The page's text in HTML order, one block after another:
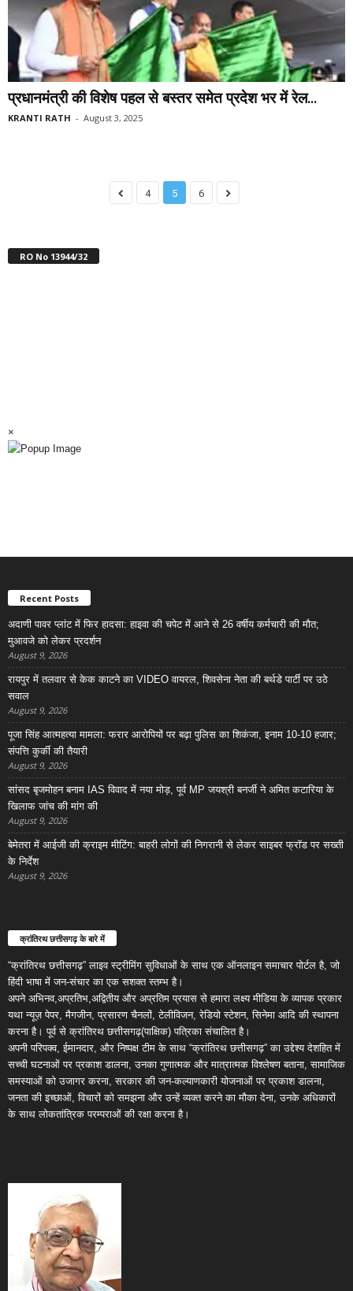
प्रधानमंत्री की विशेष पहल से बस्तर समेत प्रदेश भर में रेल...
KRANTI RATH - August 3, 2025
4 5 6
RO No 13944/32
×
Recent Posts
अदाणी पावर प्लांट में फिर हादसा: हाइवा की चपेट में आने से 26 वर्षीय कर्मचारी की मौत;
मुआवजे को लेकर प्रदर्शन
August 9, 2026
रायपुर में तलवार से केक काटने का VIDEO वायरल, शिवसेना नेता की बर्थडे पार्टी पर उठे
सवाल
August 9, 2026
पूजा सिंह आत्महत्या मामला: फरार आरोपियों पर बढ़ा पुलिस का शिकंजा, इनाम 10-10 हजार;
संपत्ति कुर्की की तैयारी
August 9, 2026
सांसद बृजमोहन बनाम IAS विवाद में नया मोड़, पूर्व MP जयश्री बनर्जी ने अमित कटारिया के
खिलाफ जांच की मांग की
August 9, 2026
बेमेतरा में आईजी की क्राइम मीटिंग: बाहरी लोगों की निगरानी से लेकर साइबर फ्रॉड पर सख्ती
के निर्देश
August 9, 2026
क्रांतिरथ छत्तीसगढ़ के बारे में
“क्रांतिरथ छत्तीसगढ़” लाइव स्ट्रीमिंग सुविधाओं के साथ एक ऑनलाइन समाचार पोर्टल है, जो
हिंदी भाषा में जन-संचार का एक सशक्त स्तम्भ है।
अपने अभिनव,अप्रतिभ,अद्वितीय और अप्रतिम प्रयास से हमारा लक्ष्य मीडिया के व्यापक प्रकार
यथा न्यूज़ पेपर, मैगजीन, प्रसारण चैनलों, टेलीविजन, रेडियो स्टेशन, सिनेमा आदि की स्थापना
करना है। पूर्व से क्रांतिरथ छत्तीसगढ़(पाक्षिक) पत्रिका संचालित है।
अपनी परिपक्व, ईमानदार, और निष्पक्ष टीम के साथ “क्रांतिरथ छत्तीसगढ़” का उद्देश्य देशहित में
सच्ची घटनाओं पर प्रकाश डालना, उनका गुणात्मक और मात्रात्मक विश्लेषण बताना, सामाजिक
समस्याओं को उजागर करना, सरकार की जन-कल्याणकारी योजनाओं पर प्रकाश डालना,
जनता की इच्छाओं, विचारों को समझना और उन्हें व्यक्त करने का मौका देना, उनके अधिकारों
के साथ लोकतांत्रिक परम्पराओं की रक्षा करना है।